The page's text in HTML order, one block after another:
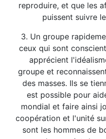
reproduire, et que les
puissent suivre
3. Un groupe
ceux qui sont
apprécient
groupe et
des masses. Ils se
est possible pour
mondial et faire ainsi
coopération et l'unité
sont les hommes de